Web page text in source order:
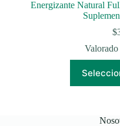
Energizante Natural
$
Valorado